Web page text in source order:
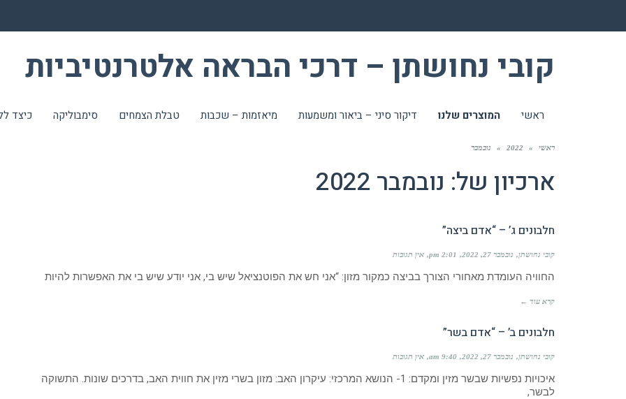
קובי נחושתן – דרכי הבראה אלטרנטיביות
ראשי המוצרים שלנו דיקור סיני – ביאור ומשמעות מיאזמות – שכבות טבלת הצמחים סימבוליקה כיצד
ראשי »
2022
» נובמבר
ארכיון של: נובמבר 2022
חלבונים ג’ – “אדם ביצה”
קובי נחושתן נובמבר 27, 2022 2:01 pm אין תגובות
החוויה העומדת מאחורי הצורך בביצה כמקור מזון: “אני חש את הפוטנציאל שיש בי, אני יודע שיש בי את האפשרות להיות
קרא עוד ←
חלבונים ב’ – “אדם בשר”
קובי נחושתן נובמבר 27, 2022 9:40 am אין תגובות
איכויות נפשיות שבשר מזין ומקדם: 1- הנושא המרכזי: עיקרון האב: מזון בשרי מזין את חווית האב, בדרכים שונות. התשוקה
לבשר,